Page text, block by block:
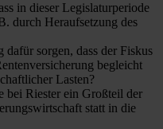
in dieser Legislaturperiode
durch Heraufsetzung des
sorgen, dass der Fiskus
begleicht
Lasten?
bei Riester ein Großteil der
statt in die